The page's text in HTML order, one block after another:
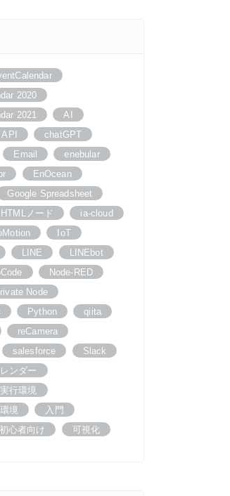
2020
2021
AI
API
chatGPT
Email
enebular
EnOcean
Google Spreadsheet
HTMLノード
ia-cloud
IoT
LINE
LINEbot
Node-RED
Node
Python
qiita
reCamera
salesforce
Slack
ンダー
行環境
境
入門
初心者向け
可視化